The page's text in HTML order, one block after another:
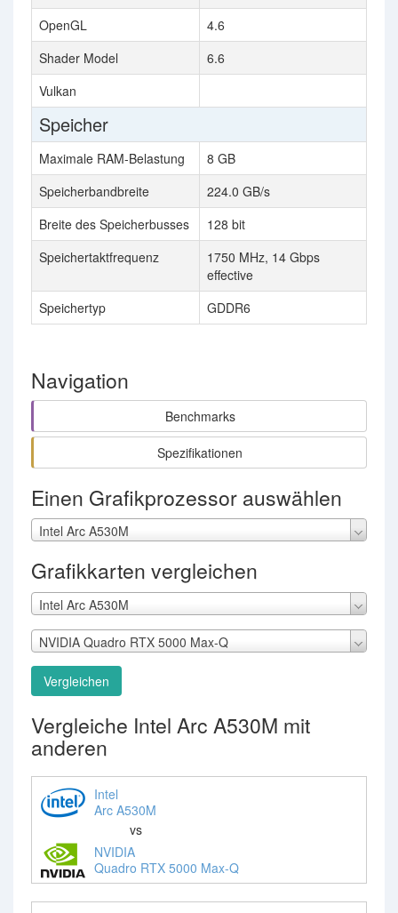
OpenGL
4.6
Shader Model
6.6
Vulkan
Speicher
Maximale RAM-Belastung
8 GB
Speicherbandbreite
224.0 GB/s
Breite des Speicherbusses
128 bit
Speichertaktfrequenz
1750 MHz, 14 Gbps
effective
Speichertyp
GDDR6
Navigation
Benchmarks
Spezifikationen
Einen Grafikprozessor auswählen
Intel Arc A530M
Grafikkarten vergleichen
Intel Arc A530M
NVIDIA Quadro RTX 5000 Max-Q
Vergleichen
Vergleiche Intel Arc A530M mit
anderen
Intel
Arc A530M
vs
NVIDIA
Quadro RTX 5000 Max-Q